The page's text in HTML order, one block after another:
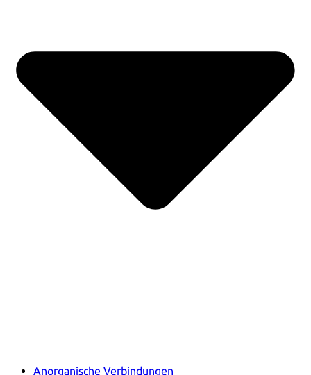
Anorganische Verbindungen